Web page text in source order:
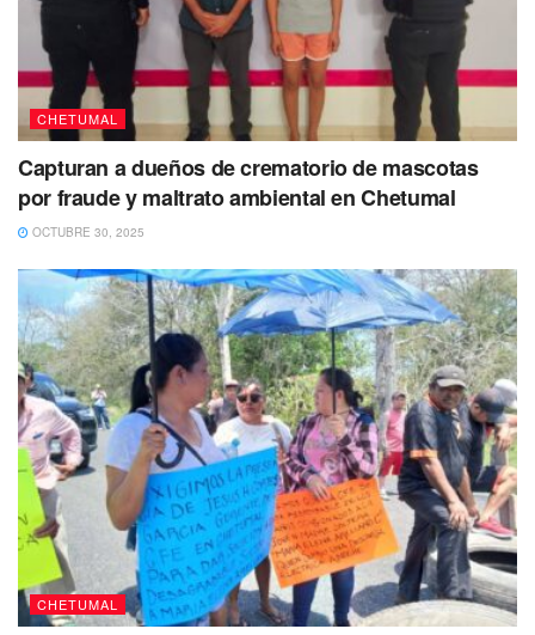
CHETUMAL
Capturan a dueños de crematorio de mascotas
por fraude y maltrato ambiental en Chetumal
OCTUBRE 30, 2025
CHETUMAL